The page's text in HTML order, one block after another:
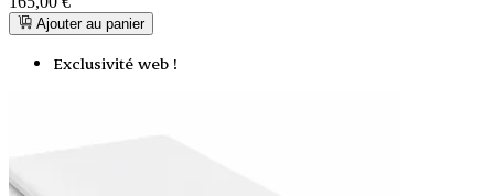
Ajouter au panier
Exclusivité web !